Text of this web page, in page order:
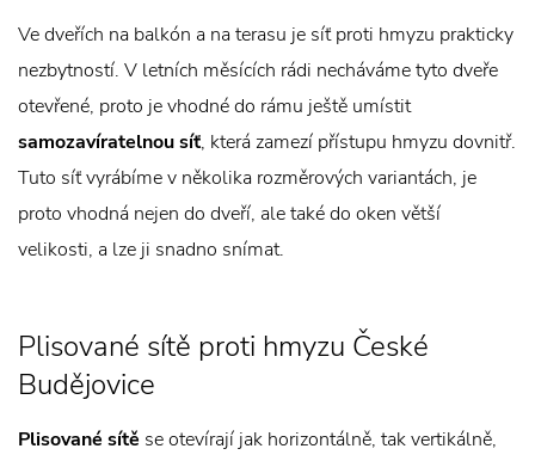
Ve dveřích na balkón a na terasu je síť proti hmyzu prakticky
nezbytností. V letních měsících rádi necháváme tyto dveře
otevřené, proto je vhodné do rámu ještě umístit
samozavíratelnou síť, která zamezí přístupu hmyzu dovnitř.
Tuto síť vyrábíme v několika rozměrových variantách, je
proto vhodná nejen do dveří, ale také do oken větší
velikosti, a lze ji snadno snímat.
Plisované sítě proti hmyzu České
Budějovice
Plisované sítě se otevírají jak horizontálně, tak vertikálně,